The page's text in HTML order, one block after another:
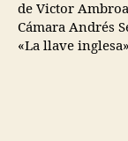
de Victor
Cámara Andrés
«La llave inglesa»